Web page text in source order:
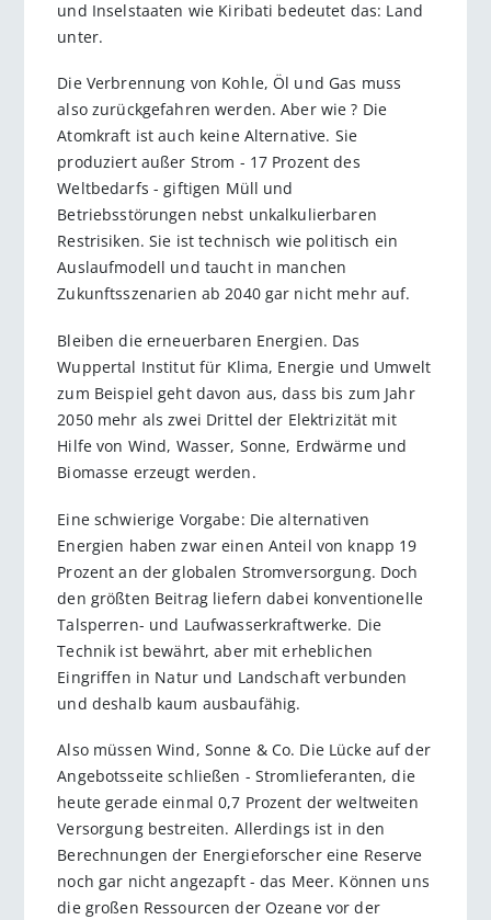
und Inselstaaten wie Kiribati bedeutet das: Land
unter.
Die Verbrennung von Kohle, Öl und Gas muss
also zurückgefahren werden. Aber wie ? Die
Atomkraft ist auch keine Alternative. Sie
produziert außer Strom - 17 Prozent des
Weltbedarfs - giftigen Müll und
Betriebsstörungen nebst unkalkulierbaren
Restrisiken. Sie ist technisch wie politisch ein
Auslaufmodell und taucht in manchen
Zukunftsszenarien ab 2040 gar nicht mehr auf.
Bleiben die erneuerbaren Energien. Das
Wuppertal Institut für Klima, Energie und Umwelt
zum Beispiel geht davon aus, dass bis zum Jahr
2050 mehr als zwei Drittel der Elektrizität mit
Hilfe von Wind, Wasser, Sonne, Erdwärme und
Biomasse erzeugt werden.
Eine schwierige Vorgabe: Die alternativen
Energien haben zwar einen Anteil von knapp 19
Prozent an der globalen Stromversorgung. Doch
den größten Beitrag liefern dabei konventionelle
Talsperren- und Laufwasserkraftwerke. Die
Technik ist bewährt, aber mit erheblichen
Eingriffen in Natur und Landschaft verbunden
und deshalb kaum ausbaufähig.
Also müssen Wind, Sonne & Co. Die Lücke auf der
Angebotsseite schließen - Stromlieferanten, die
heute gerade einmal 0,7 Prozent der weltweiten
Versorgung bestreiten. Allerdings ist in den
Berechnungen der Energieforscher eine Reserve
noch gar nicht angezapft - das Meer. Können uns
die großen Ressourcen der Ozeane vor der